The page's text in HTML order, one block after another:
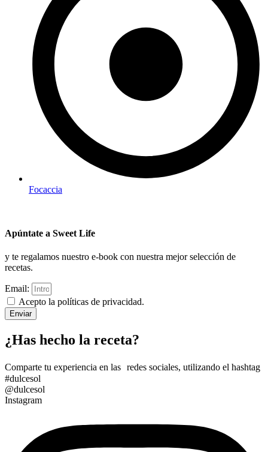
Focaccia
Apúntate a Sweet Life
y te regalamos nuestro e-book con nuestra mejor selección de
recetas.
Email:
Acepto la políticas de privacidad.
Enviar
¿Has hecho la receta?
Comparte tu experiencia en las redes sociales, utilizando el hashtag
#dulcesol
@dulcesol
Instagram